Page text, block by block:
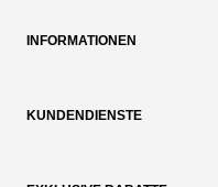
INFORMATIONEN
KUNDENDIENSTE